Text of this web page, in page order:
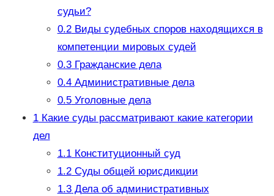
судьи?
0.2Виды судебных споров находящихся в
компетенции мировых судей
0.3Гражданские дела
0.4Административные дела
0.5Уголовные дела
1Какие суды рассматривают какие категории
дел
1.1Конституционный суд
1.2Суды общей юрисдикции
1.3Дела об административных